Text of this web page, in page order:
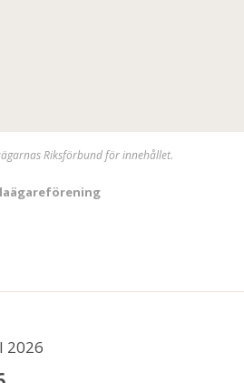
Riksförbund för innehållet.
2026